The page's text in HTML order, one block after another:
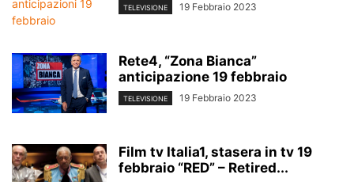
TELEVISIONE 19 Febbraio 2023
Rete4, “Zona Bianca”
anticipazione 19 febbraio
TELEVISIONE 19 Febbraio 2023
Film tv Italia1, stasera in tv 19
febbraio “RED” – Retired...